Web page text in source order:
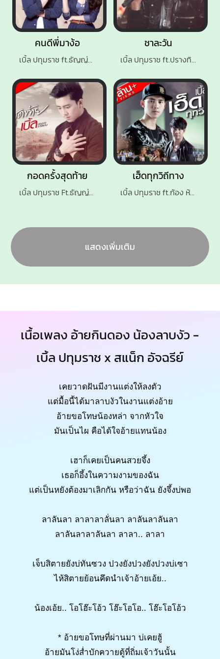
กอดครั้งสุดท้าย
เบิ้ล ปทุมราช Ft.ธัญญ่า อาร์ สยาม
เฮ็ดทุกวิถีทาง
เบิ้ล ปทุมราช ft.ก้อง ห้วยไร
คนดีพี่มาง้อ
เบิ้ล ปทุมราช ft.ธัญญ่า อาร์ สยาม
ชาละวัน
เบิ้ล ปทุมราช ft.ปรางทิพย์
แสดงเพิ่มเติม
เนื้อเพลง อ้ายกินดอง น้องลาบงัว -
เบิ้ล ปทุมราช x สแน็ก อัจฉรีย์
เคยวาดฝันมีงานแต่งให้ลงตัว
แต่มื้อนี้ได้มาลาบงัวในงานแต่งอ้าย
อ้ายขอโทษน้องหล่า จากหัวใจ
มันเป็นไผ คือได้ใจอ้ายแทนน้อง
เฮาก็เคยเป็นคนสวยจึ้ง
เธอก็อึ้งในความงามของฉัน
แต่เป็นหยังต้องมาเลิกกัน หรือว่าฉัน ยังจึ้งบ่พอ
ลาลันลา ลาลาลาลั่นลา ลาลันลาลันลา
ลาลันลาลาลันลา ลาลา.. ลาลา
เจ็บสิตายยังบ่ทันซวง ปวงยังปวงยังปวงบ่เซา
ไห้สิตายย้อนคึดนำเจ้าอ้ายเอ้ย..
น้องเอ้ย.. โอโฮ๊ะโอ้ว โฮ๊ะโอโอ.. โฮ๊ะโอโอ้ว
* อ้ายขอโทษที่ผ่านมา บ่เคยฮู้
อ้ายมันโง่ส่ำบักควายตู้ที่ถิ่มเจ้าวันนั้น